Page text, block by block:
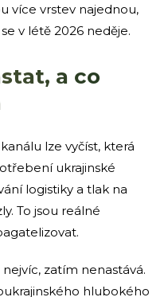
více vrstev najednou,
v létě 2026 neděje.
a co
lze vyčíst, která
ukrajinské
logistiky a tlak na
To jsou reálné
zatím nenastává.
hlubokého